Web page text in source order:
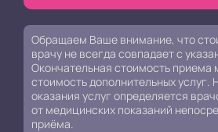
Обращаем Ваше внимание, что
врачу не всегда совпадает с
Окончательная стоимость приема
стоимость дополнительных услуг.
оказания услуг определяется
от медицинских показаний
приёма.